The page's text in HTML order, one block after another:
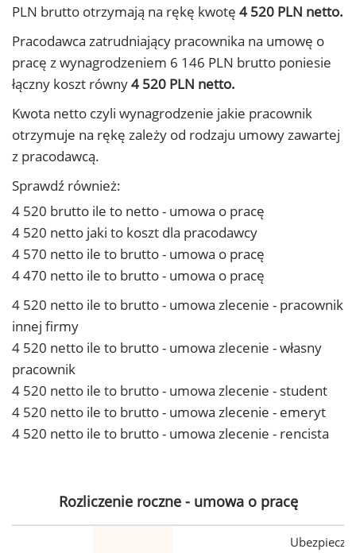
PLN brutto otrzymają na rękę kwotę 4 520 PLN netto.
Pracodawca zatrudniający pracownika na umowę o
pracę z wynagrodzeniem 6 146 PLN brutto poniesie
łączny koszt równy4 520 PLN netto.
Kwota netto czyli wynagrodzenie jakie pracownik
otrzymuje na rękę zależy od rodzaju umowy zawartej
z pracodawcą.
Sprawdź również:
4 520 brutto ile to netto - umowa o pracę
4 520 netto jaki to koszt dla pracodawcy
4 570 netto ile to brutto - umowa o pracę
4 470 netto ile to brutto - umowa o pracę
4 520 netto ile to brutto - umowa zlecenie - pracownik
innej firmy
4 520 netto ile to brutto - umowa zlecenie - własny
pracownik
4 520 netto ile to brutto - umowa zlecenie - student
4 520 netto ile to brutto - umowa zlecenie - emeryt
4 520 netto ile to brutto - umowa zlecenie - rencista
Rozliczenie roczne - umowa o pracę